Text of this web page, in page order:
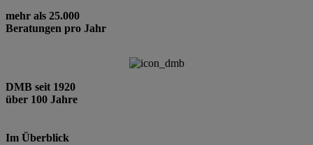
mehr als 25.000
Beratungen pro Jahr
DMB seit 1920
über 100 Jahre
Im Überblick